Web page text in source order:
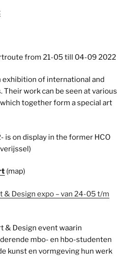
from 21-05 till 04-09 2022
exhibition of international and
Their work can be seen at various
together form a special art
is on display in the former HCO
(map)
& Design expo – van 24-05 t/m
& Design event waarin
mbo- en hbo-studenten
kunst en vormgeving hun werk